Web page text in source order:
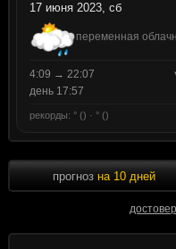
17 июня 2023, сб
переменная
4:09 → 22:07
день 17:57
рекорды: ° () · ° ()
прогноз на 10 дней